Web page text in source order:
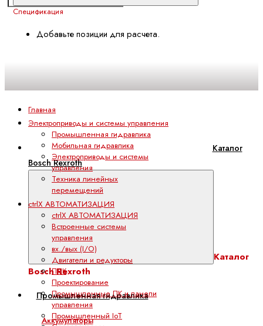
Спецификация
Добавьте позиции для расчета.
Каталог
Bosch Rexroth
Каталог
Bosch Rexroth
Промышленная гидравлика
Аккумуляторы
Главная
Электроприводы и системы управления
Промышленная гидравлика
Мобильная гидравлика
Электроприводы и системы
управления
Техника линейных
перемещений
ctrlX АВТОМАТИЗАЦИЯ
ctrlX АВТОМАТИЗАЦИЯ
Встроенные системы
управления
вх./вых (I/O)
Двигатели и редукторы
ПЛК
Проектирование
Промышленные ПК и панели
управления
Промышленный IoT